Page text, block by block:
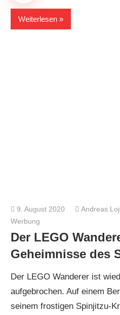
Weiterlesen
9. August 2020 Andreas
Werbung
Der LEGO
Geheimnisse des
Der LEGO Wanderer ist
aufgebrochen. Auf einem
seinem frostigen Spinjitzu-